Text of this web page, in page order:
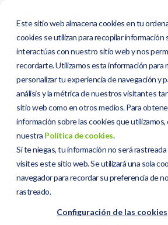
Este sitio web almacena cookies en tu
cookies se utilizan para recopilar información
interactúas con nuestro sitio web y nos
recordarte. Utilizamos esta información para
personalizar tu experiencia de navegación y
análisis y la métrica de nuestros visitantes
sitio web como en otros medios. Para
información sobre las cookies que
nuestra Política de cookies.
Si te niegas, tu información no será
visites este sitio web. Se utilizará una sola
navegador para recordar su preferencia de
rastreado.
Configuración de las cookies
6 Formas de
tu dinero de
Inteligente